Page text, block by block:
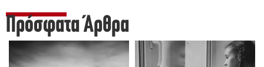
Πρόσφατα Άρθρα